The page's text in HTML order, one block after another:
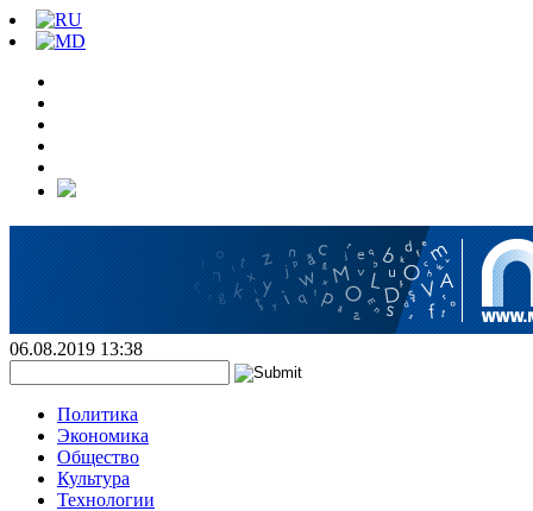
06.08.2019 13:38
Политика
Экономика
Общество
Культура
Технологии